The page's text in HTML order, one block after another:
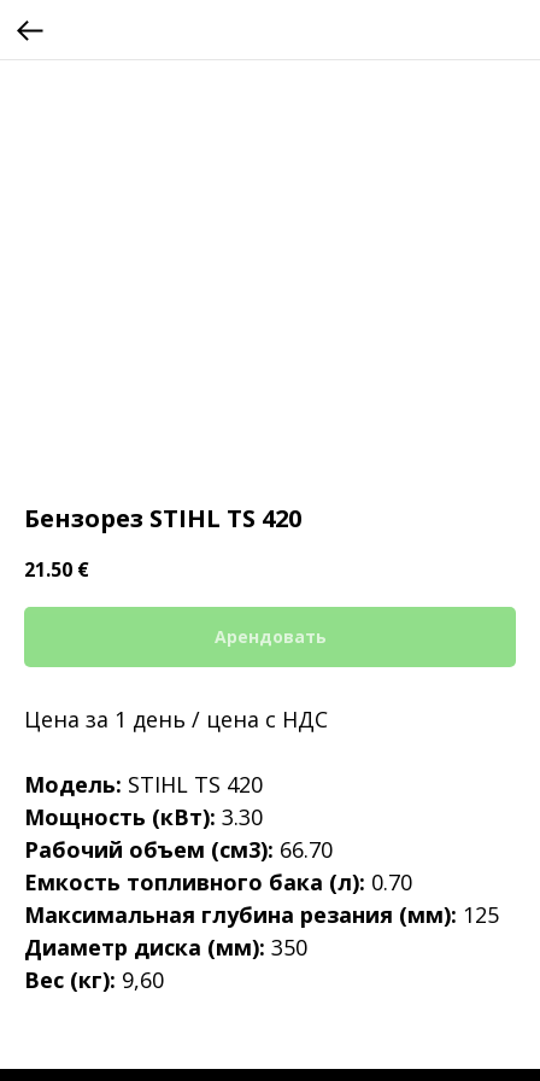
Бензорез STIHL TS 420
21.50 €
Арендовать
Цена за 1 день / цена с НДС
Модель: STIHL TS 420
Мощность (кВт): 3.30
Рабочий объем (см3): 66.70
Емкость топливного бака (л): 0.70
Максимальная глубина резания (мм): 125
Диаметр диска (мм): 350
Вес (кг): 9,60